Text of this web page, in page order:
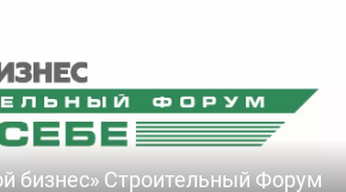
бизнес» Строительный Форум